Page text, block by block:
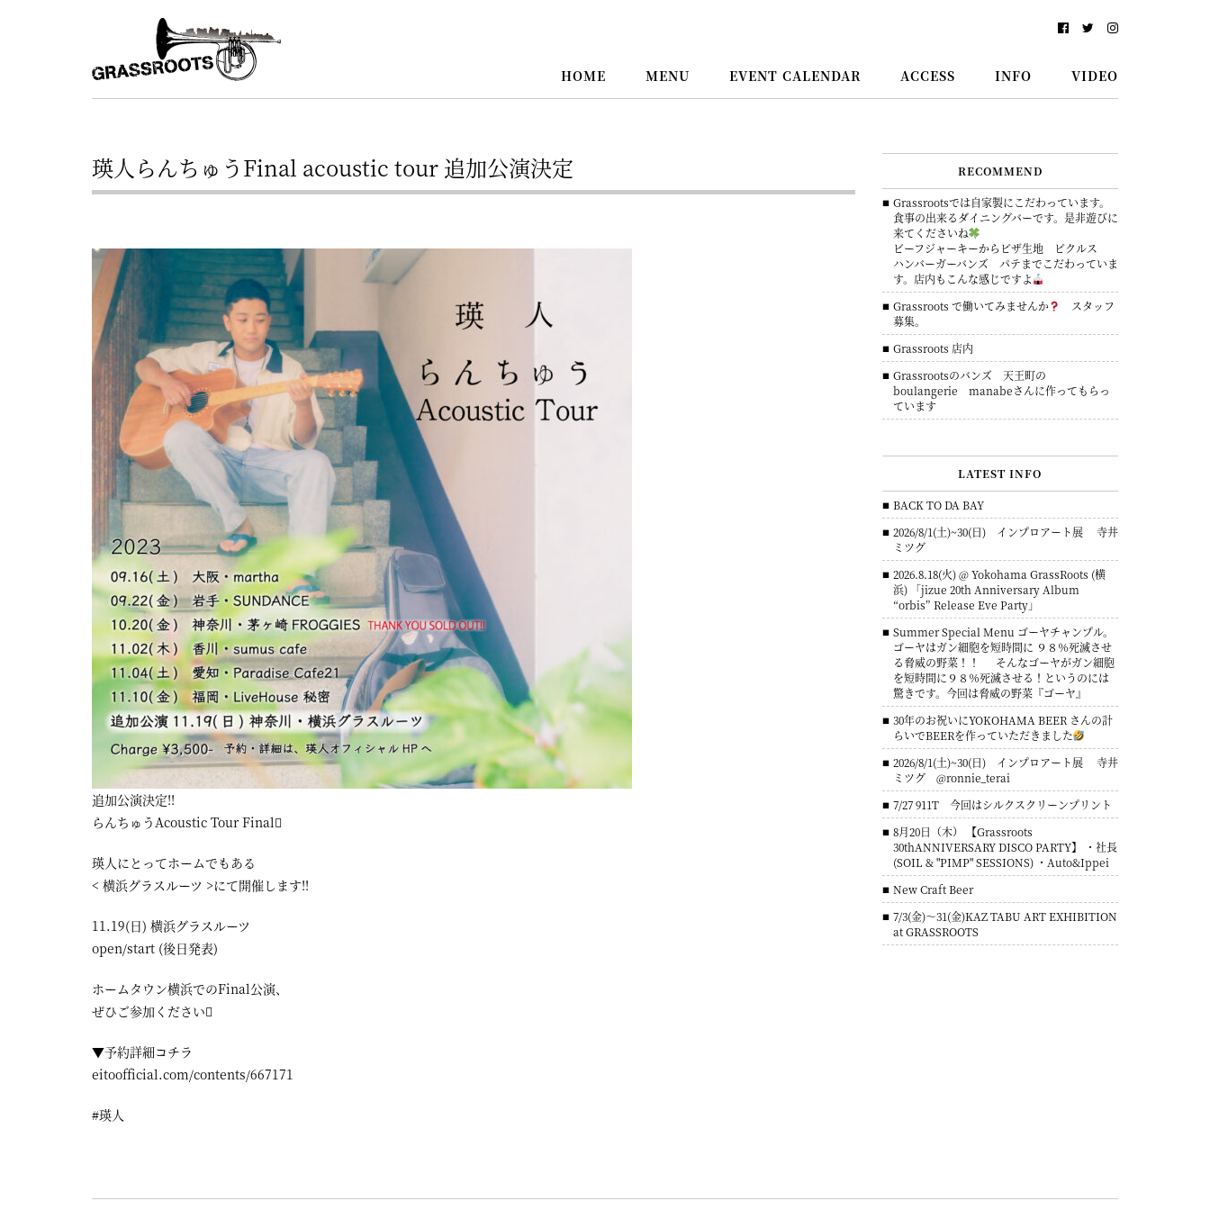
浜
グ
ス
ル
ツ
–
YOKOHAMA
Grassroots
–
駅
北
口
か
徒
歩
約
3
分・
鶴
屋
町
に
あ
る
ダ
イ
ニ
ン
グ
バ
ー
HOME MENU EVENT CALENDAR ACCESS INFO VIDEO
瑛人らんちゅうFinal acoustic tour 追加公演決定
追加公演決定!!
らんちゅうAcoustic Tour Final
瑛人にとってホームでもある
< 横浜グラスルーツ >にて開催します!!
11.19(日) 横浜グラスルーツ
open/start (後日発表)
ホームタウン横浜でのFinal公演、
ぜひご参加ください
▼予約詳細コチラ
eitoofficial.com/contents/667171
#瑛人
RECOMMEND
Grassrootsでは自家製にこだわっています。
食事の出来るダイニングバーです。是非遊びに
来てくださいね
ビーフジャーキーからピザ生地 ピクルス
ハンバーガーバンズ パテまでこだわっていま
す。店内もこんな感じですよ
Grassroots で働いてみませんか
スタッフ
募集。
Grassroots 店内
Grassrootsのバンズ 天王町の
boulangerie manabeさんに作ってもらっ
ています
LATEST INFO
BACK TO DA BAY
2026/8/1(土)~30(日) インプロアート展 寺井
ミツグ
2026.8.18(火) @ Yokohama GrassRoots (横
浜) 「jizue 20th Anniversary Album
“orbis” Release Eve Party」
Summer Special Menu ゴーヤチャンプル。
ゴーヤはガン細胞を短時間に ９８％死滅させ
る脅威の野菜！！ そんなゴーヤがガン細胞
を短時間に９８％死滅させる！というのには
驚きです。今回は脅威の野菜『ゴーヤ』
30年のお祝いにYOKOHAMA BEER さんの計
らいでBEERを作っていただきました
2026/8/1(土)~30(日) インプロアート展 寺井
ミツグ @ronnie_terai
7/27 911T 今回はシルクスクリーンプリント
8月20日（木） 【Grassroots
30thANNIVERSARY DISCO PARTY】 ・社長
(SOIL & "PIMP" SESSIONS) ・Auto&Ippei
New Craft Beer
7/3(金)～31(金)KAZ TABU ART EXHIBITION
at GRASSROOTS